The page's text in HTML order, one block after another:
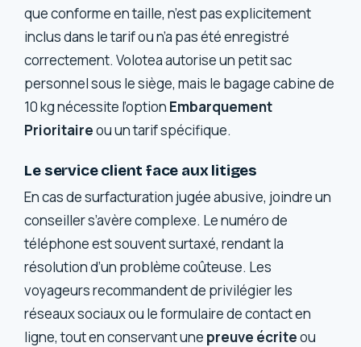
que conforme en taille, n’est pas explicitement
inclus dans le tarif ou n’a pas été enregistré
correctement. Volotea autorise un petit sac
personnel sous le siège, mais le bagage cabine de
10 kg nécessite l’option Embarquement
Prioritaireou un tarif spécifique.
Le service client face aux litiges
En cas de surfacturation jugée abusive, joindre un
conseiller s’avère complexe. Le numéro de
téléphone est souvent surtaxé, rendant la
résolution d’un problème coûteuse. Les
voyageurs recommandent de privilégier les
réseaux sociaux ou le formulaire de contact en
ligne, tout en conservant une preuve écriteou